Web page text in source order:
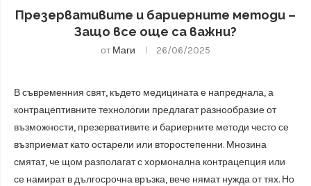
Презервативите и бариерните методи –
Защо все още са важни?
от Маги 26/06/2025
В съвременния свят, където медицината е напреднала, а
контрацептивните технологии предлагат разнообразие от
възможности, презервативите и бариерните методи често се
възприемат като остарели или второстепенни. Мнозина
смятат, че щом разполагат с хормонална контрацепция или
се намират в дългосрочна връзка, вече нямат нужда от тях. Но